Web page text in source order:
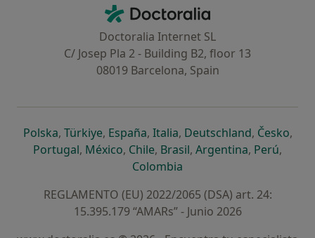
Doctoralia - Página de inicio
Doctoralia Internet SL
C/ Josep Pla 2 - Building B2, floor 13
08019 Barcelona, Spain
Polskase abre en una nueva pestaña
, Türkiyese abre en una nueva pestaña
, Españase abre en una nueva pestaña
, Italiase abre en una nueva
, Deutschlandse abre en
, Českose
,
Portugalse abre en una nueva pestaña
, Méxicose abre en una nueva pestaña
, Chilese abre en una nueva pestaña
, Brasilse abre en una nueva
, Argentinase abre en
, Perúse
,
Colombia
REGLAMENTO (EU) 2022/2065 (DSA) art. 24:
15.395.179 “AMARs” - Junio 2026